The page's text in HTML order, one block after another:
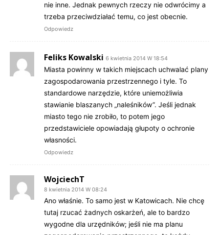
nie inne. Jednak pewnych rzeczy nie odwrócimy a
trzeba przeciwdziałać temu, co jest obecnie.
Odpowiedz
Feliks Kowalski 6 kwietnia 2014 W 18:54
Miasta powinny w takich miejscach uchwalać plany
zagospodarowania przestrzennego i tyle. To
standardowe narzędzie, które uniemożliwia
stawianie blaszanych „naleśników”. Jeśli jednak
miasto tego nie zrobiło, to potem jego
przedstawiciele opowiadają głupoty o ochronie
własności.
Odpowiedz
WojciechT
8 kwietnia 2014 W 08:24
Ano właśnie. To samo jest w Katowicach. Nie chcę
tutaj rzucać żadnych oskarżeń, ale to bardzo
wygodne dla urzędników; jeśli nie ma planu